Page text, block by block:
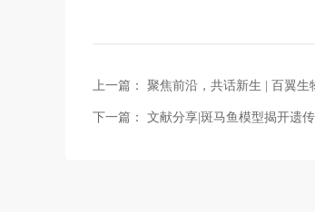
上一篇： 聚焦前沿，共话新生 | 百翼
下一篇： 文献分享|斑马鱼模型揭开遗